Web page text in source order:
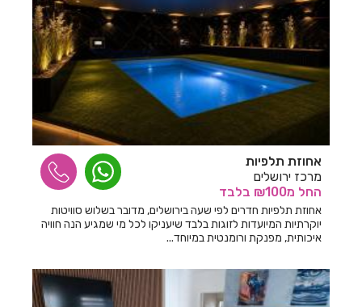
חדרים לפי שעה בכלנית
חדרים לפי שעה בכפר אדומים
חדרים לפי שעה בכפר אוריה
חדרים לפי שעה בכפר אחים
חדרים לפי שעה בכפר ברוך
חדרים לפי שעה בכפר גליקסון
חדרים לפי שעה בכפר ויתקין
חדרים לפי שעה בכפר ורדים
חדרים לפי שעה בכפר טרומן
אחוזת תלפיות
מרכז ירושלים
החל מ₪100 בלבד
אחוזת תלפיות חדרים לפי שעה בירושלים, מדובר בשלוש סוויטות
יוקרתיות המיועדות לזוגות בלבד שיעניקו לכל מי שמגיע הנה חוויה
איכותית, מפנקת ורומנטית במיוחד...